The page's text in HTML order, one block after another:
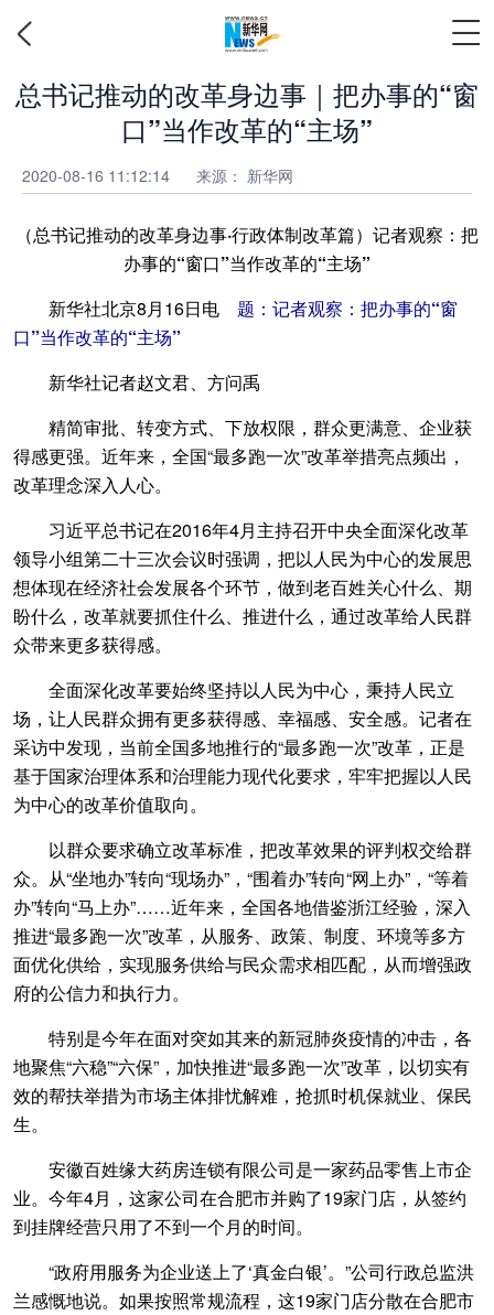
总书记推动的改革身边事｜把办事的“窗
口”当作改革的“主场”
2020-08-16 11:12:14 来源： 新华网
（总书记推动的改革身边事·行政体制改革篇）记者观察：把
办事的“窗口”当作改革的“主场”
新华社北京8月16日电 题：记者观察：把办事的“窗
口”当作改革的“主场”
新华社记者赵文君、方问禹
精简审批、转变方式、下放权限，群众更满意、企业获
得感更强。近年来，全国“最多跑一次”改革举措亮点频出，
改革理念深入人心。
习近平总书记在2016年4月主持召开中央全面深化改革
领导小组第二十三次会议时强调，把以人民为中心的发展思
想体现在经济社会发展各个环节，做到老百姓关心什么、期
盼什么，改革就要抓住什么、推进什么，通过改革给人民群
众带来更多获得感。
全面深化改革要始终坚持以人民为中心，秉持人民立
场，让人民群众拥有更多获得感、幸福感、安全感。记者在
采访中发现，当前全国多地推行的“最多跑一次”改革，正是
基于国家治理体系和治理能力现代化要求，牢牢把握以人民
为中心的改革价值取向。
以群众要求确立改革标准，把改革效果的评判权交给群
众。从“坐地办”转向“现场办”，“围着办”转向“网上办”，“等着
办”转向“马上办”……近年来，全国各地借鉴浙江经验，深入
推进“最多跑一次”改革，从服务、政策、制度、环境等多方
面优化供给，实现服务供给与民众需求相匹配，从而增强政
府的公信力和执行力。
特别是今年在面对突如其来的新冠肺炎疫情的冲击，各
地聚焦“六稳”“六保”，加快推进“最多跑一次”改革，以切实有
效的帮扶举措为市场主体排忧解难，抢抓时机保就业、保民
生。
安徽百姓缘大药房连锁有限公司是一家药品零售上市企
业。今年4月，这家公司在合肥市并购了19家门店，从签约
到挂牌经营只用了不到一个月的时间。
“政府用服务为企业送上了‘真金白银’。”公司行政总监洪
兰感慨地说。如果按照常规流程，这19家门店分散在合肥市